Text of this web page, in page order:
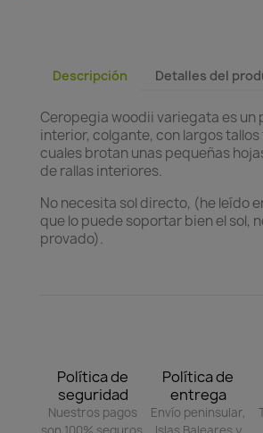
Descripción Detalles del
Ceropegia woodii variegata es un
interior, colgante, con largos tallos
cuales brotan unas pequeñas
de rallas interiores.
No necesita sol directo, (he leído
que lo puede soportar bien el sol,
provado).
Política de
seguridad
Nuestros pagos
Política de
entrega
Envío peninsular,